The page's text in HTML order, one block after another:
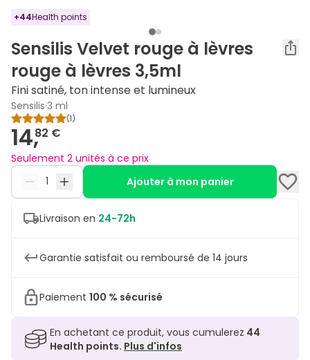
+44Health points
Sensilis Velvet rouge à lèvres
rouge à lèvres 3,5ml
Fini satiné, ton intense et lumineux
Sensilis·3 ml
(1)
14,82 €
Seulement 2 unités à ce prix
Ajouter à mon panier
Livraison en 24-72h
Garantie satisfait ou remboursé de 14 jours
Paiement 100 % sécurisé
En achetant ce produit, vous cumulerez 44
Health points. Plus d'infos